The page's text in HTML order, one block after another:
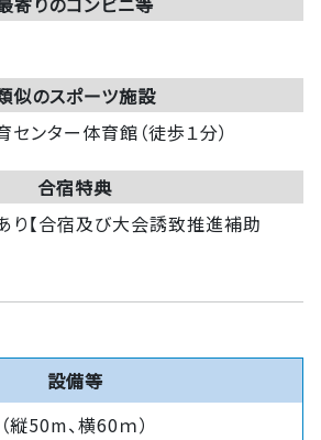
似のスポーツ施設
ンター体育館（徒歩１分）
合宿特典
【合宿及び大会誘致推進補助
設備等
場（縦50m、横60ｍ）